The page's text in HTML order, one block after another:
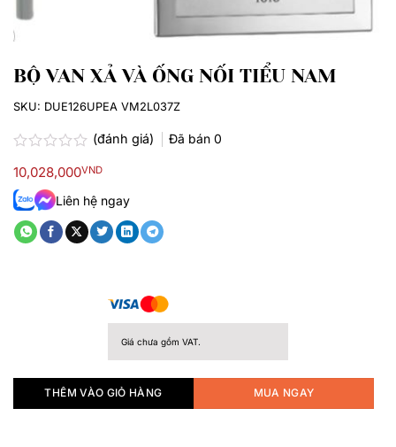
BỘ VAN XẢ VÀ ỐNG NỐI TIỂU NAM
xếp
hạng
0.0
sao
(đánh giá) Đã bán 0
10,028,000VND
Liên hệ ngay
Giá chưa gồm VAT.
THÊM VÀO GIỎ HÀNG MUA NGAY
SKU: DUE126UPEA VM2L037Z